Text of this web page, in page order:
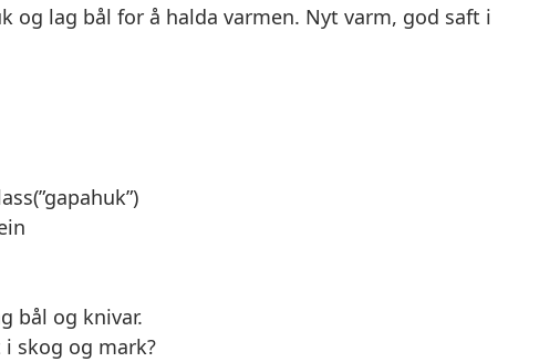
og lag bål for å halda varmen. Nyt varm, god saft i
bål og knivar.
skog og mark?